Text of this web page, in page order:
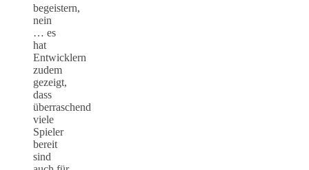
begeistern,
nein
… es
hat
Entwicklern
zudem
gezeigt,
dass
überraschend
viele
Spieler
bereit
sind